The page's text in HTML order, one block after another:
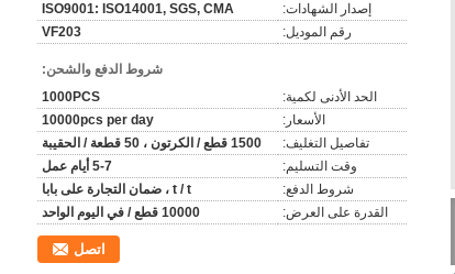
إصدار الشهادات:
ISO9001: ISO14001, SGS, CMA
رقم الموديل:
VF203
شروط الدفع والشحن:
الحد الأدنى لكمية:
1000PCS
الأسعار:
10000pcs per day
تفاصيل التغليف:
1500 قطع / الكرتون ، 50 قطعة / الحقيبة
وقت التسليم:
5-7 أيام عمل
شروط الدفع:
t / t ، ضمان التجارة على بابا
القدرة على العرض:
10000 قطع / في اليوم الواحد
اتصل